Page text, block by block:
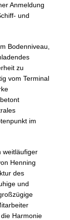
Anmeldung
und
Bodenniveau,
zu
vom Terminal
im
weitläufiger
Henning
des
und
Harmonie